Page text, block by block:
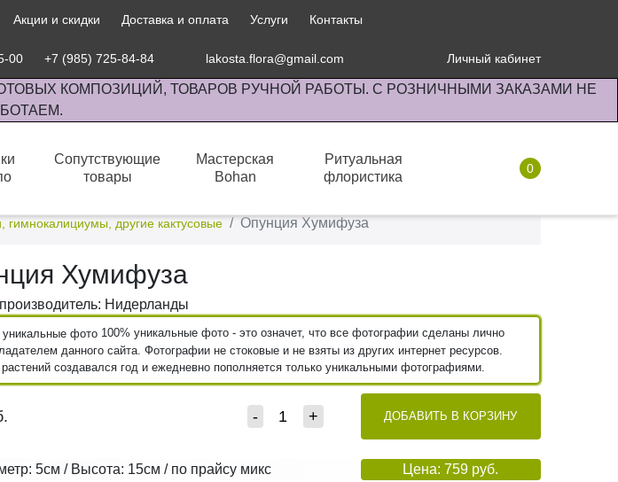
Акции и скидки Доставка и оплата Услуги Контакты
00 +7 (985) 725-84-84 lakosta.flora@gmail.com Личный кабинет
КОМПОЗИЦИЙ, ТОВАРОВ РУЧНОЙ РАБОТЫ. С РОЗНИЧНЫМИ ЗАКАЗАМИ НЕ
Сопутствующие
товары
Мастерская
Bohan
Ритуальная
флористика
0
другие кактусовые Опунция Хумифуза
Хумифуза
Нидерланды
100% уникальные фото - это означет, что все фотографии сделаны лично
данного сайта. Фотографии не стоковые и не взяты из других интернет ресурсов.
растений создавался год и ежедневно пополняется только уникальными фотографиями.
- + ДОБАВИТЬ В КОРЗИНУ
5см / Высота: 15см / по прайсу микс
Цена: 759 руб.